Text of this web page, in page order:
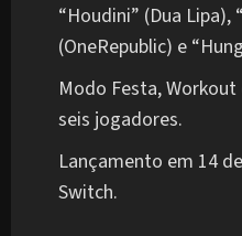
“Houdini” (Dua Lipa),
(OneRepublic) e
Modo Festa,
seis jogadores.
Lançamento em 14
Switch.